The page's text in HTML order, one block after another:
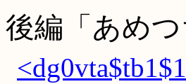
後編「あめ